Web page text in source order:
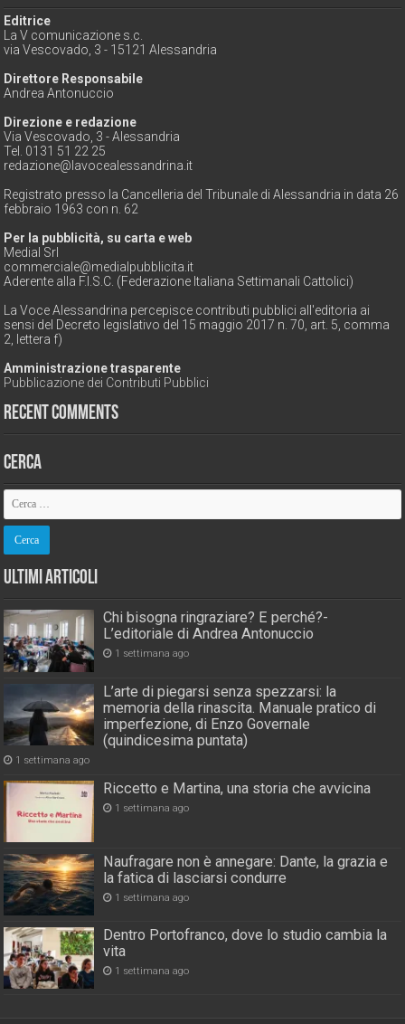
Editrice
La V comunicazione s.c.
via Vescovado, 3 - 15121 Alessandria
Direttore Responsabile
Andrea Antonuccio
Direzione e redazione
Via Vescovado, 3 - Alessandria
Tel. 0131 51 22 25
redazione@lavocealessandrina.it
Registrato presso la Cancelleria del Tribunale di Alessandria in data 26
febbraio 1963 con n. 62
Per la pubblicità, su carta e web
Medial Srl
commerciale@medialpubblicita.it
Aderente alla F.I.S.C. (Federazione Italiana Settimanali Cattolici)
La Voce Alessandrina percepisce contributi pubblici all'editoria ai
sensi del Decreto legislativo del 15 maggio 2017 n. 70, art. 5, comma
2, lettera f)
Amministrazione trasparente
Pubblicazione dei Contributi Pubblici
Recent Comments
Cerca
Ultimi Articoli
Chi bisogna ringraziare? E perché?-
L’editoriale di Andrea Antonuccio
1 settimana ago
L’arte di piegarsi senza spezzarsi: la
memoria della rinascita. Manuale pratico di
imperfezione, di Enzo Governale
(quindicesima puntata)
1 settimana ago
Riccetto e Martina, una storia che avvicina
1 settimana ago
Naufragare non è annegare: Dante, la grazia e
la fatica di lasciarsi condurre
1 settimana ago
Dentro Portofranco, dove lo studio cambia la
vita
1 settimana ago